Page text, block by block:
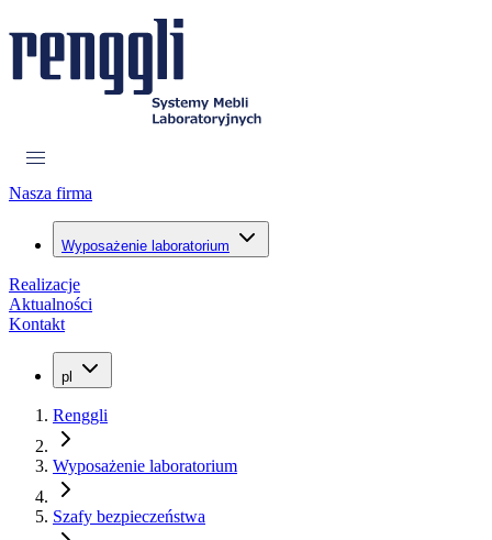
Nasza firma
Wyposażenie laboratorium
Realizacje
Aktualności
Kontakt
pl
Renggli
Wyposażenie laboratorium
Szafy bezpieczeństwa